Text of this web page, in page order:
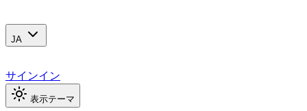
JA
サインイン
表示テーマ